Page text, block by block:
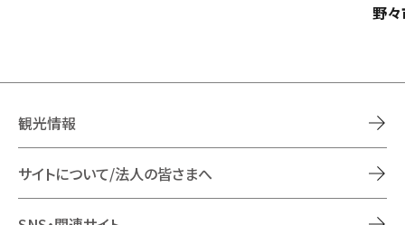
野
観光情報
サイトについて/法人の皆さまへ